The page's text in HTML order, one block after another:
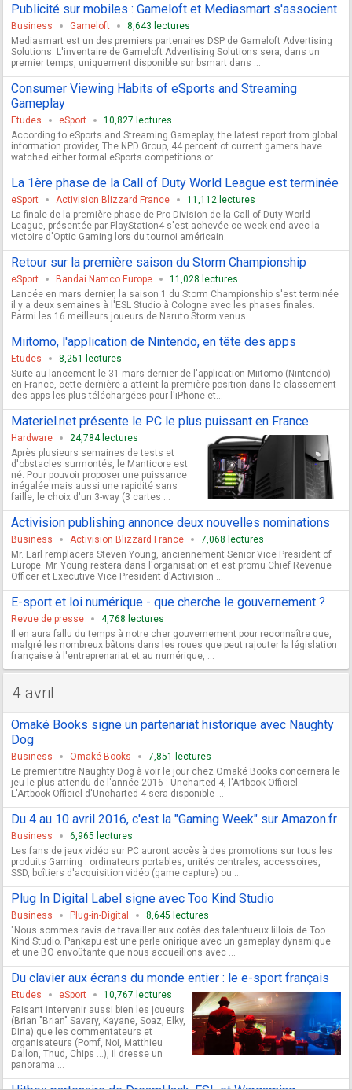
Publicité sur mobiles : Gameloft et Mediasmart s'associent
Business Gameloft
8,643 lectures
Mediasmart est un des premiers partenaires DSP de Gameloft Advertising
Solutions. L'inventaire de Gameloft Advertising Solutions sera, dans un
premier temps, uniquement disponible sur bsmart dans ...
Consumer Viewing Habits of eSports and Streaming
Gameplay
Etudes eSport
10,827 lectures
According to eSports and Streaming Gameplay, the latest report from global
information provider, The NPD Group, 44 percent of current gamers have
watched either formal eSports competitions or ...
La 1ère phase de la Call of Duty World League est terminée
eSport Activision Blizzard France
11,112 lectures
La finale de la première phase de Pro Division de la Call of Duty World
League, présentée par PlayStation4 s'est achevée ce week-end avec la
victoire d'Optic Gaming lors du tournoi américain.
Retour sur la première saison du Storm Championship
eSport Bandai Namco Europe
11,028 lectures
Lancée en mars dernier, la saison 1 du Storm Championship s'est terminée
il y a deux semaines à l'ESL Studio à Cologne avec les phases finales.
Parmi les 16 meilleurs joueurs de Naruto Storm venus ...
Miitomo, l'application de Nintendo, en tête des apps
Etudes
8,251 lectures
Suite au lancement le 31 mars dernier de l'application Miitomo (Nintendo)
en France, cette dernière a atteint la première position dans le classement
des apps les plus téléchargées pour l'iPhone et...
Materiel.net présente le PC le plus puissant en France
Hardware
24,784 lectures
Après plusieurs semaines de tests et
d'obstacles surmontés, le Manticore est
né. Pour pouvoir proposer une puissance
inégalée mais aussi une rapidité sans
faille, le choix d'un 3-way (3 cartes ...
Activision publishing annonce deux nouvelles nominations
Business Activision Blizzard France
7,068 lectures
Mr. Earl remplacera Steven Young, anciennement Senior Vice President of
Europe. Mr. Young restera dans l'organisation et est promu Chief Revenue
Officer et Executive Vice President d'Activision ...
E-sport et loi numérique - que cherche le gouvernement ?
Revue de presse
4,768 lectures
Il en aura fallu du temps à notre cher gouvernement pour reconnaître que,
malgré les nombreux bâtons dans les roues que peut rajouter la législation
française à l'entreprenariat et au numérique, ...
4 avril
Omaké Books signe un partenariat historique avec Naughty
Dog
Business Omaké Books
7,851 lectures
Le premier titre Naughty Dog à voir le jour chez Omaké Books concernera le
jeu le plus attendu de l'année 2016 : Uncharted 4, l'Artbook Officiel.
L'Artbook Officiel d'Uncharted 4 sera disponible ...
Du 4 au 10 avril 2016, c'est la "Gaming Week" sur Amazon.fr
Business
6,965 lectures
Les fans de jeux vidéo sur PC auront accès à des promotions sur tous les
produits Gaming : ordinateurs portables, unités centrales, accessoires,
SSD, boîtiers d'acquisition vidéo (game capture) ou ...
Plug In Digital Label signe avec Too Kind Studio
Business Plug-in-Digital
8,645 lectures
"Nous sommes ravis de travailler aux cotés des talentueux lillois de Too
Kind Studio. Pankapu est une perle onirique avec un gameplay dynamique
et une BO envoûtante que nous accueillons avec ...
Du clavier aux écrans du monde entier : le e-sport français
Etudes eSport
10,767 lectures
Faisant intervenir aussi bien les joueurs
(Brian "Brian" Savary, Kayane, Soaz, Elky,
Dina) que les commentateurs et
organisateurs (Pomf, Noi, Matthieu
Dallon, Thud, Chips …), il dresse un
panorama ...